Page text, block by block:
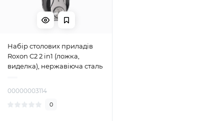
Набір столових приладів
Roxon C2 2 in1 (ложка,
виделка), нержавіюча сталь
00000003114
0